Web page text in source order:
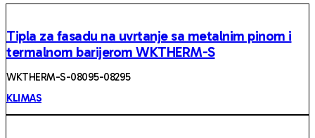
Tipla za fasadu na uvrtanje sa metalnim pinom i
termalnom barijerom WKTHERM-S
WKTHERM-S-08095-08295
KLIMAS